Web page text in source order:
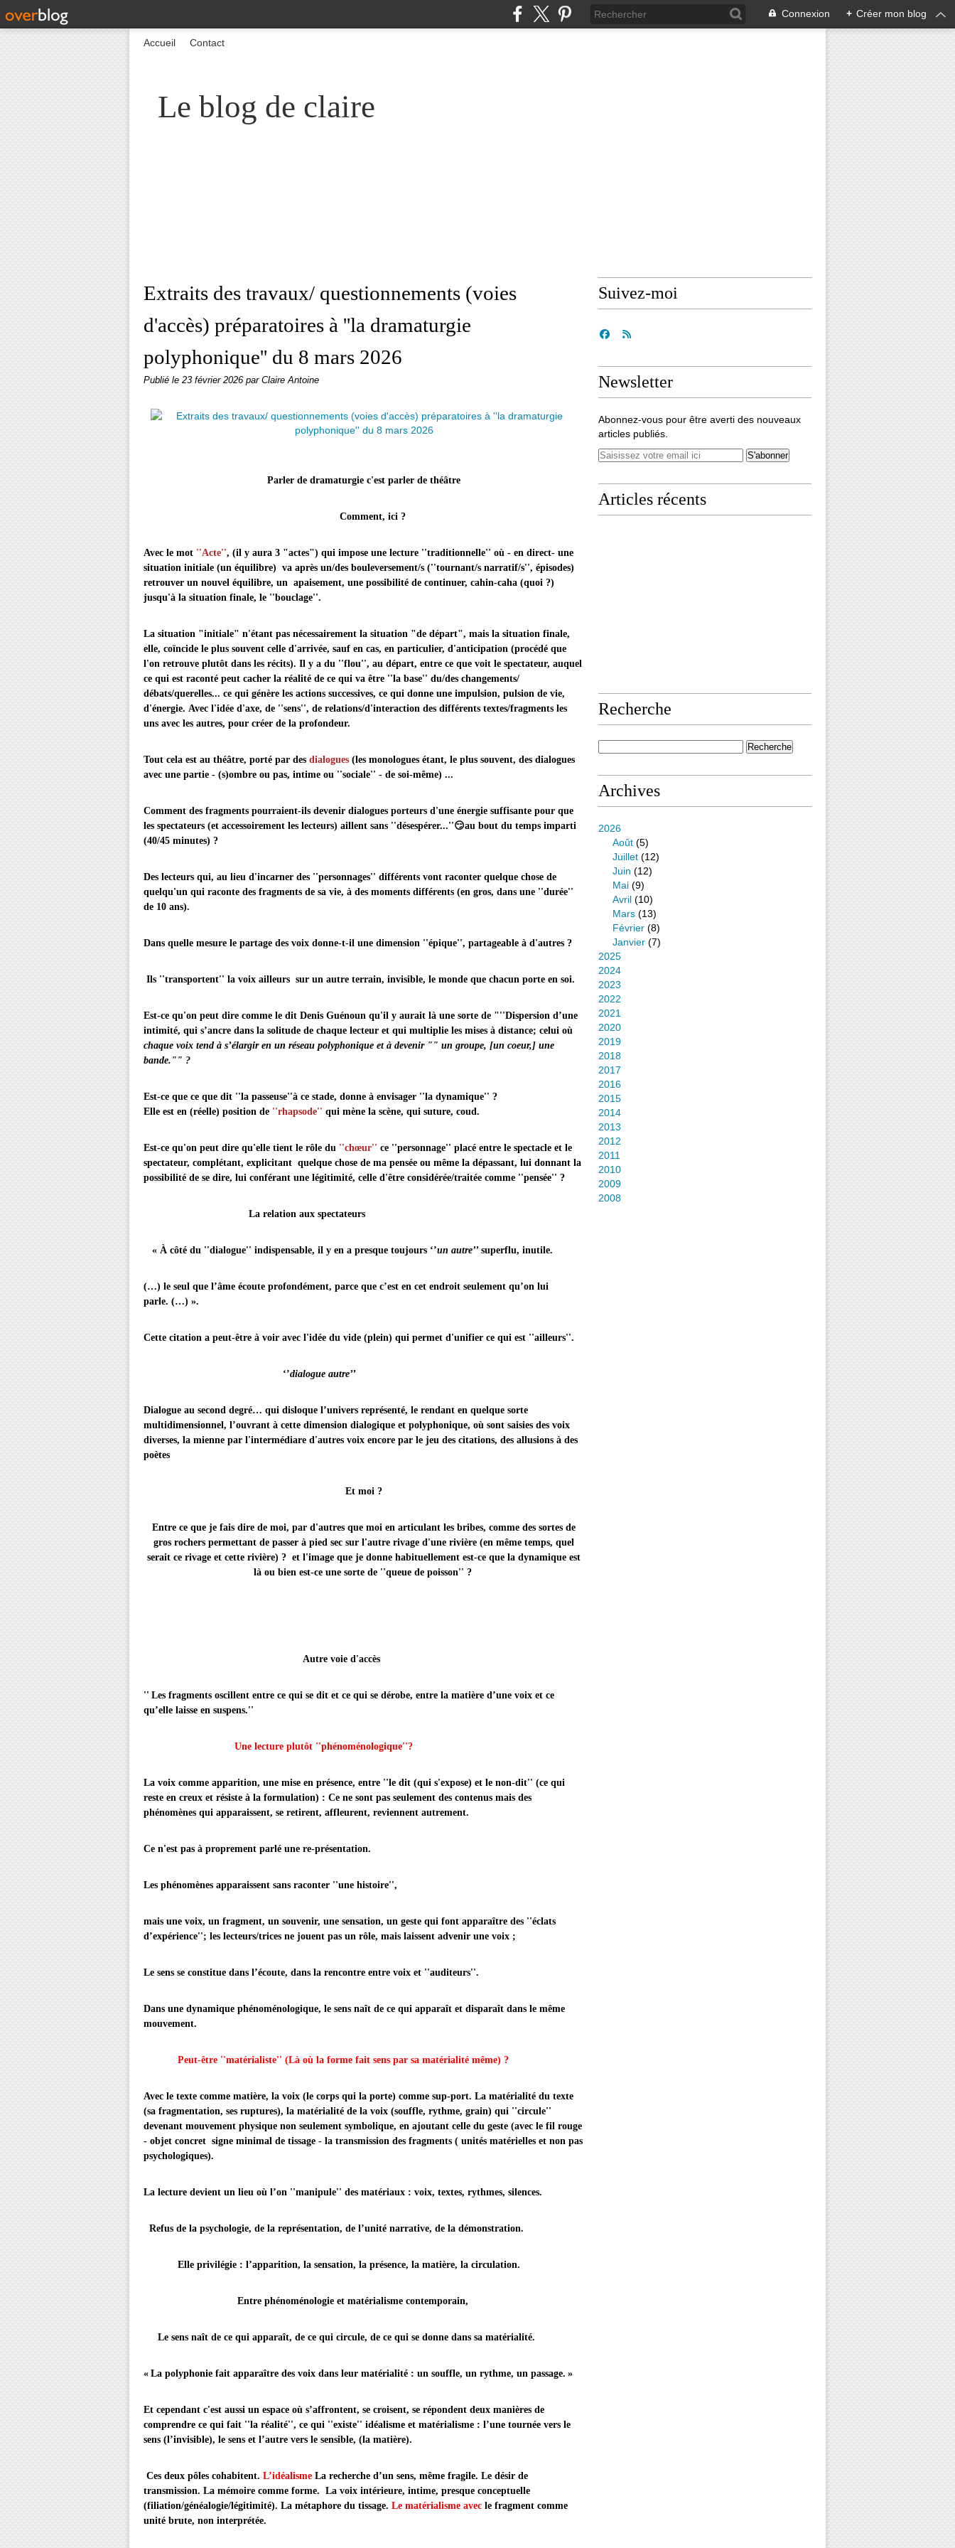
Connexion + Créer mon blog
Le blog de claire
Accueil Contact
Extraits des travaux/ questionnements (voies
d'accès) préparatoires à ''la dramaturgie
polyphonique'' du 8 mars 2026
Publié le 23 février 2026 par Claire Antoine
Parler de dramaturgie c'est parler de théâtre
Comment, ici ?
Avec le mot ''Acte'', (il y aura 3 "actes") qui impose une lecture ''traditionnelle'' où - en direct- une
situation initiale (un équilibre) va après un/des bouleversement/s (''tournant/s narratif/s'', épisodes)
retrouver un nouvel équilibre, un apaisement, une possibilité de continuer, cahin-caha (quoi ?)
jusqu'à la situation finale, le ''bouclage''.
La situation "initiale" n'étant pas nécessairement la situation "de départ", mais la situation finale,
elle, coïncide le plus souvent celle d'arrivée, sauf en cas, en particulier, d'anticipation (procédé que
l'on retrouve plutôt dans les récits). Il y a du ''flou'', au départ, entre ce que voit le spectateur, auquel
ce qui est raconté peut cacher la réalité de ce qui va être ''la base'' du/des changements/
débats/querelles... ce qui génère les actions successives, ce qui donne une impulsion, pulsion de vie,
d'énergie. Avec l'idée d'axe, de ''sens'', de relations/d'interaction des différents textes/fragments les
uns avec les autres, pour créer de la profondeur.
Tout cela est au théâtre, porté par des di​alogues (les monologues étant, le plus souvent, des dialogues
avec une partie - (s)ombre ou pas, intime ou ''sociale'' - de soi-même) ...
Comment des fragments pourraient-ils devenir dialogues porteurs d'une énergie suffisante pour que
les spectateurs (et accessoirement les lecteurs) aillent sans ''désespérer...''😏au bout du temps imparti
(40/45 minutes) ?
Des lecteurs qui, au lieu d'incarner des ''personnages'' différents vont raconter quelque chose de
quelqu'un qui raconte des fragments de sa vie, à des moments différents (en gros, dans une ''durée''
de 10 ans).
Dans quelle mesure le partage des voix donne-t-il une dimension ''épique'', partageable à d'autres ?
Ils ''transportent'' la voix ailleurs sur un autre terrain, invisible, le monde que chacun porte en soi.
Est-ce qu'on peut dire comme le dit Denis Guénoun qu'il y aurait là une sorte de "''Dispersion d’une
intimité, qui s’ancre dans la solitude de chaque lecteur et qui multiplie les mises à distance; celui où
chaque voix tend à s’élargir en un réseau polyphonique et à devenir "" un groupe, [un coeur,] une
bande."" ?
Est-ce que ce que dit ''la passeuse''à ce stade, donne à envisager ''la dynamique'' ?
Elle est en (réelle) position de ''rhapsode'' qui mène la scène, qui suture, coud.
Est-ce qu'on peut dire qu'elle tient le rôle du ''chœur'' ce ''personnage'' placé entre le spectacle et le
spectateur, complétant, explicitant quelque chose de ma pensée ou même la dépassant, lui donnant la
possibilité de se dire, lui conférant une légitimité, celle d'être considérée/traitée comme ''pensée'' ?
La relation aux spectateurs
« À côté du ''dialogue'' indispensable, il y en a presque toujours ‘’un autre’’ superflu, inutile.
(…) le seul que l’âme écoute profondément, parce que c’est en cet endroit seulement qu’on lui
parle. (…) ».
Cette citation a peut-être à voir avec l'idée du vide (plein) qui permet d'unifier ce qui est ''ailleurs''.
‘’dialogue autre’’
Dialogue au second degré… qui disloque l’univers représenté, le rendant en quelque sorte
multidimensionnel, l’ouvrant à cette dimension dialogique et polyphonique, où sont saisies des voix
diverses, la mienne par l'intermédiare d'autres voix encore par le jeu des citations, des allusions à des
poètes
Et moi ?
Entre ce que je fais dire de moi, par d'autres que moi en articulant les bribes, comme des sortes de
gros rochers permettant de passer à pied sec sur l'autre rivage d'une rivière (en même temps, quel
serait ce rivage et cette rivière) ? et l'image que je donne habituellement est-ce que la dynamique est
là ou bien est-ce une sorte de ''queue de poisson'' ?
Autre voie d'accès
'' Les fragments oscillent entre ce qui se dit et ce qui se dérobe, entre la matière d’une voix et ce
qu’elle laisse en suspens.''
Une lecture plutôt ''phénoménologique''?
La voix comme apparition, une mise en présence, entre ''​​​​le dit (qui s'expose) et le non-dit'' (ce qui
reste en creux et résiste à la formulation) : Ce ne sont pas seulement des contenus mais des
phénomènes qui apparaissent, se retirent, affleurent, reviennent autrement.
Ce n'est pas à proprement parlé une re-présentation.
Les phénomènes apparaissent sans raconter ''une histoire'',
mais une voix, un fragment, un souvenir, une sensation, un geste qui font apparaître des ''éclats
d’expérience''; les lecteurs/trices ne jouent pas un rôle, mais laissent advenir une voix ;
Le sens se constitue dans l’écoute, dans la rencontre entre voix et ''auditeurs''.
Dans une dynamique phénoménologique, le sens naît de ce qui apparaît et disparaît dans le même
mouvement.
Peut-être ''matérialiste'' (Là où la forme fait sens par sa matérialité même) ?
Avec le texte comme matière, la voix (le corps qui la porte) comme sup-port. La matérialité du texte
(sa fragmentation, ses ruptures), la matérialité de la voix (souffle, rythme, grain) qui ''circule''
devenant mouvement physique non seulement symbolique, en ajoutant celle du geste (avec le fil rouge
- objet concret signe minimal de tissage - la transmission des fragments ( unités matérielles et non pas
psychologiques).
La lecture devient un lieu où l’on ''manipule'' des matériaux : voix, textes, rythmes, silences.
Refus de la psychologie, de la représentation, de l’unité narrative, de la démonstration.
Elle privilégie : l’apparition, la sensation, la présence, la matière, la circulation.
Entre phénoménologie et matérialisme contemporain,
Le sens naît de ce qui apparaît, de ce qui circule, de ce qui se donne dans sa matérialité.
« La polyphonie fait apparaître des voix dans leur matérialité : un souffle, un rythme, un passage. »
Et cependant c'est aussi un espace où s’affrontent, se croisent, se répondent deux manières de
comprendre ce qui fait ''la réalité'', ce qui ''existe'' idéalisme et matérialisme : l’une tournée vers le
sens (l’invisible), le sens et l’autre vers le sensible, (la matière).
Ces deux pôles cohabitent. L’idéalisme La recherche d’un sens, même fragile. Le désir de
transmission. La mémoire comme forme. La voix intérieure, intime, presque conceptuelle
(filiation/généalogie/légitimité). La métaphore du tissage. Le matérialisme avec le fragment comme
unité brute, non interprétée.
Suivez-moi
Newsletter
Abonnez-vous pour être averti des nouveaux
articles publiés.
Articles récents
Recherche
Archives
2026
Août (5)
Juillet (12)
Juin (12)
Mai (9)
Avril (10)
Mars (13)
Février (8)
Janvier (7)
2025
2024
2023
2022
2021
2020
2019
2018
2017
2016
2015
2014
2013
2012
2011
2010
2009
2008